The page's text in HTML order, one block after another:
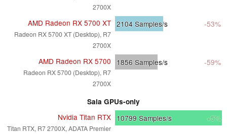
2700X
AMD Radeon RX 5700 XT
Radeon RX 5700 XT (Desktop), R7
2700X
2104 Samples/s -53%
AMD Radeon RX 5700
Radeon RX 5700 (Desktop), R7
2700X
1856 Samples/s -59%
Sala GPUs-only
Nvidia Titan RTX
Titan RTX, R7 2700X, ADATA Premier
10799 Samples/s +5%